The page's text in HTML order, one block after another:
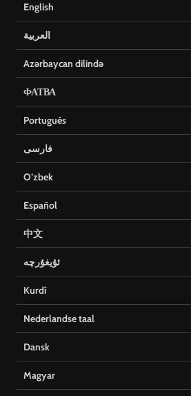
English
العربية
Azərbaycan dilində
ФАТВА
Português
فارسی
O’zbek
Español
中文
ئۇيغۇرچە
Kurdî
Nederlandse taal
Dansk
Magyar